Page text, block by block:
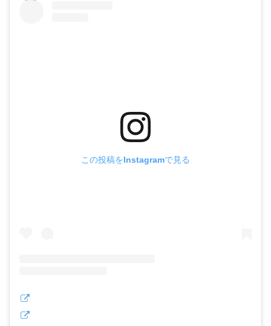
この投稿をInstagramで見る